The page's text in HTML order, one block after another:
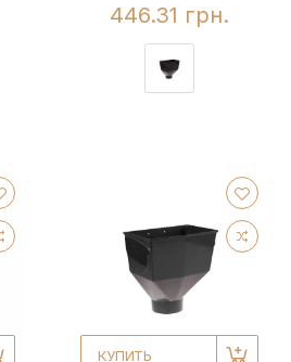
446.31 грн.
КУПИТЬ